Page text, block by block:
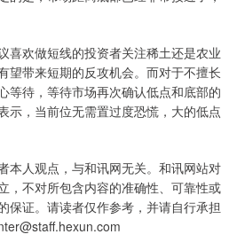
喜欢做短线的投资者关注稀土还是农业
望带来短期的反攻机会。而对于不擅长
等待，等待市场再次确认低点和底部的
示，当前位无需置过度恐慌，大的低点
本人观点，与和讯网无关。和讯网站对
，不对所包含内容的准确性、可靠性或
保证。请读者仅作参考，并请自行承担